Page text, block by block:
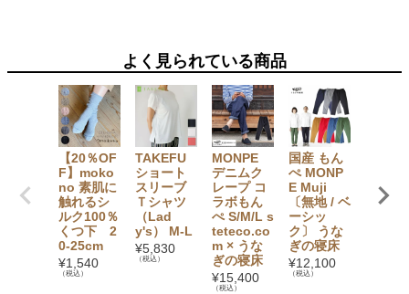
よく見られている商品
【20％OF
F】moko
no 素肌に
触れるシ
ルク100％
くつ下 2
0-25cm
¥1,540
（税込）
TAKEFU
ショート
スリーブ
Ｔシャツ
（Lad
y's） M-L
¥5,830
（税込）
MONPE
デニムク
レープ コ
ラボもん
ぺ S/M/L s
teteco.co
m × うな
ぎの寝床
¥15,400
（税込）
国産 もん
ぺ MONP
E Muji
〔無地 / ベ
ーシッ
ク〕 うな
ぎの寝床
¥12,100
（税込）
分丈
dy's）